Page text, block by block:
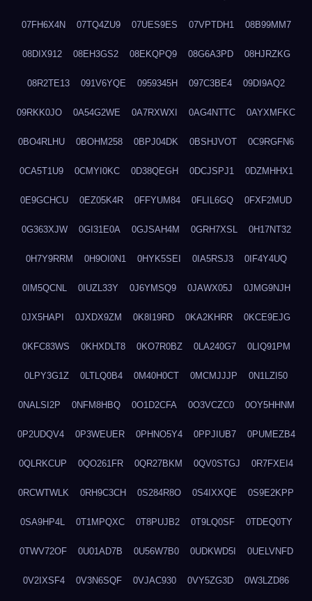
07FH6X4N 07TQ4ZU9 07UES9ES 07VPTDH1 08B99MM7
08DIX912 08EH3GS2 08EKQPQ9 08G6A3PD 08HJRZKG
08R2TE13 091V6YQE 0959345H 097C3BE4 09DI9AQ2
09RKK0JO 0A54G2WE 0A7RXWXI 0AG4NTTC 0AYXMFKC
0BO4RLHU 0BOHM258 0BPJ04DK 0BSHJVOT 0C9RGFN6
0CA5T1U9 0CMYI0KC 0D38QEGH 0DCJSPJ1 0DZMHHX1
0E9GCHCU 0EZ05K4R 0FFYUM84 0FLIL6GQ 0FXF2MUD
0G363XJW 0GI31E0A 0GJSAH4M 0GRH7XSL 0H17NT32
0H7Y9RRM 0H9OI0N1 0HYK5SEI 0IA5RSJ3 0IF4Y4UQ
0IM5QCNL 0IUZL33Y 0J6YMSQ9 0JAWX05J 0JMG9NJH
0JX5HAPI 0JXDX9ZM 0K8I19RD 0KA2KHRR 0KCE9EJG
0KFC83WS 0KHXDLT8 0KO7R0BZ 0LA240G7 0LIQ91PM
0LPY3G1Z 0LTLQ0B4 0M40H0CT 0MCMJJJP 0N1LZI50
0NALSI2P 0NFM8HBQ 0O1D2CFA 0O3VCZC0 0OY5HHNM
0P2UDQV4 0P3WEUER 0PHNO5Y4 0PPJIUB7 0PUMEZB4
0QLRKCUP 0QO261FR 0QR27BKM 0QV0STGJ 0R7FXEI4
0RCWTWLK 0RH9C3CH 0S284R8O 0S4IXXQE 0S9E2KPP
0SA9HP4L 0T1MPQXC 0T8PUJB2 0T9LQ0SF 0TDEQ0TY
0TWV72OF 0U01AD7B 0U56W7B0 0UDKWD5I 0UELVNFD
0V2IXSF4 0V3N6SQF 0VJAC930 0VY5ZG3D 0W3LZD86